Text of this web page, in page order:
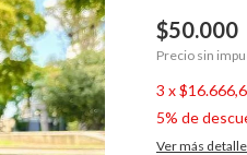
$50.000
Precio sin
3 x
5% de
Ver más